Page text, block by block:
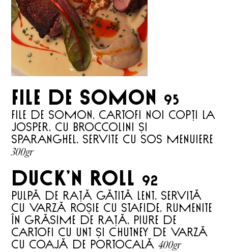
file de somon 95
File de somon, cartofi noi copți la
Josper, cu broccolini și
sparanghel, servite cu sos menuiere
300gr
DUCK’N ROLL 92
Pulpă de rață gătită lent, servită
cu varză roșie cu stafide, rumenite
în grăsime de rață, piure de
cartofi cu unt și chutney de varză
cu coajă de portocală 400gr